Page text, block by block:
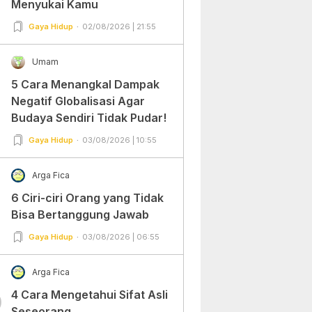
Menyukai Kamu
Gaya Hidup 02/08/2026 | 21:55
Umam
5 Cara Menangkal Dampak
Negatif Globalisasi Agar
Budaya Sendiri Tidak Pudar!
Gaya Hidup 03/08/2026 | 10:55
Arga Fica
6 Ciri-ciri Orang yang Tidak
Bisa Bertanggung Jawab
Gaya Hidup 03/08/2026 | 06:55
Arga Fica
4 Cara Mengetahui Sifat Asli